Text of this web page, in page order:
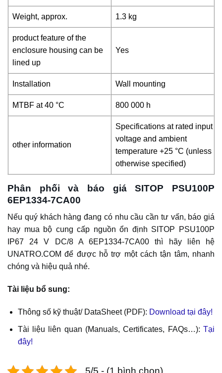
Weight, approx. 1.3 kg
product feature of the
enclosure housing can be
lined up
Yes
Installation Wall mounting
MTBF at 40 °C 800 000 h
other information
Specifications at rated input
voltage and ambient
temperature +25 °C (unless
otherwise specified)
Phân phối và báo giá SITOP PSU100P
6EP1334-7CA00
Nếu quý khách hàng đang có nhu cầu cần tư vấn, báo giá
hay mua bộ cung cấp nguồn ổn định SITOP PSU100P
IP67 24 V DC/8 A 6EP1334-7CA00 thì hãy liên hệ
UNATRO.COM để được hỗ trợ một cách tận tâm, nhanh
chóng và hiệu quả nhé.
Tài liệu bổ sung:
Thông số kỹ thuật/ DataSheet (PDF): Download tại đây!
Tài liệu liên quan (Manuals, Certificates, FAQs…): Tại
đây!
5/5 - (1 bình chọn)